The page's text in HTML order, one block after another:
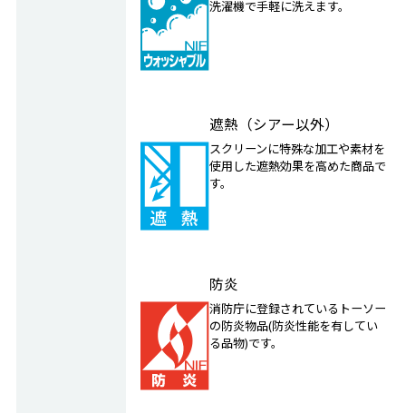
洗濯機で手軽に洗えます。
遮熱（シアー以外）
スクリーンに特殊な加工や素材を
使用した遮熱効果を高めた商品で
す。
防炎
消防庁に登録されているトーソー
の防炎物品(防炎性能を有してい
る品物)です。